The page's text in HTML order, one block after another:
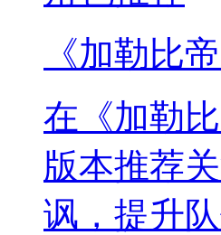
《加勒比
在《加勒
版本推荐
讽，提升